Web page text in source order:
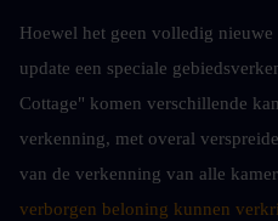
Hoewel het geen volledig
update een speciale
Cottage" komen verschillende
verkenning, met overal
van de verkenning van alle
verborgen beloning kunnen